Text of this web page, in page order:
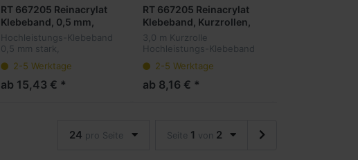
RT 667205 Reinacrylat
Klebeband, 0,5 mm,
permanent haftend,
hochtransparent
Hochleistungs-Klebeband
0,5 mm stark,
doppelseitiges Klebeband
mit einer hervorragenden
Schäl- und Scherfestigkeit.
2-5 Werktage
ab 15,43 € *
RT 667205 Reinacrylat
Klebeband, Kurzrollen,
0,5 mm, permanent
haftend,
x 3 Meter
3,0 m Kurzrolle
Hochleistungs-Klebeband
hochtransparentes,
doppelseitiges Klebeband
mit einer hervorragenden
2-5 Werktage
ab 8,16 € *
24 pro Seite Seite 1 von 2